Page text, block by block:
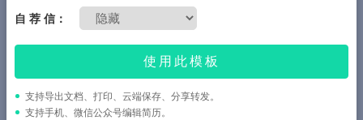
面试自我介绍
简历教程
自 荐 信：
使用此模板
支持导出文档、打印、云端保存、分享转发。
支持手机、微信公众号编辑简历。